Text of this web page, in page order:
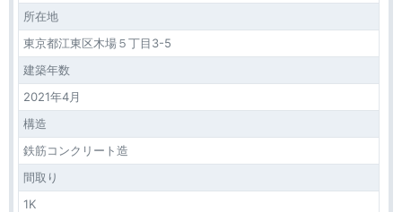
所在地
東京都江東区木場５丁目3-5
建築年数
2021年4月
構造
鉄筋コンクリート造
間取り
1K